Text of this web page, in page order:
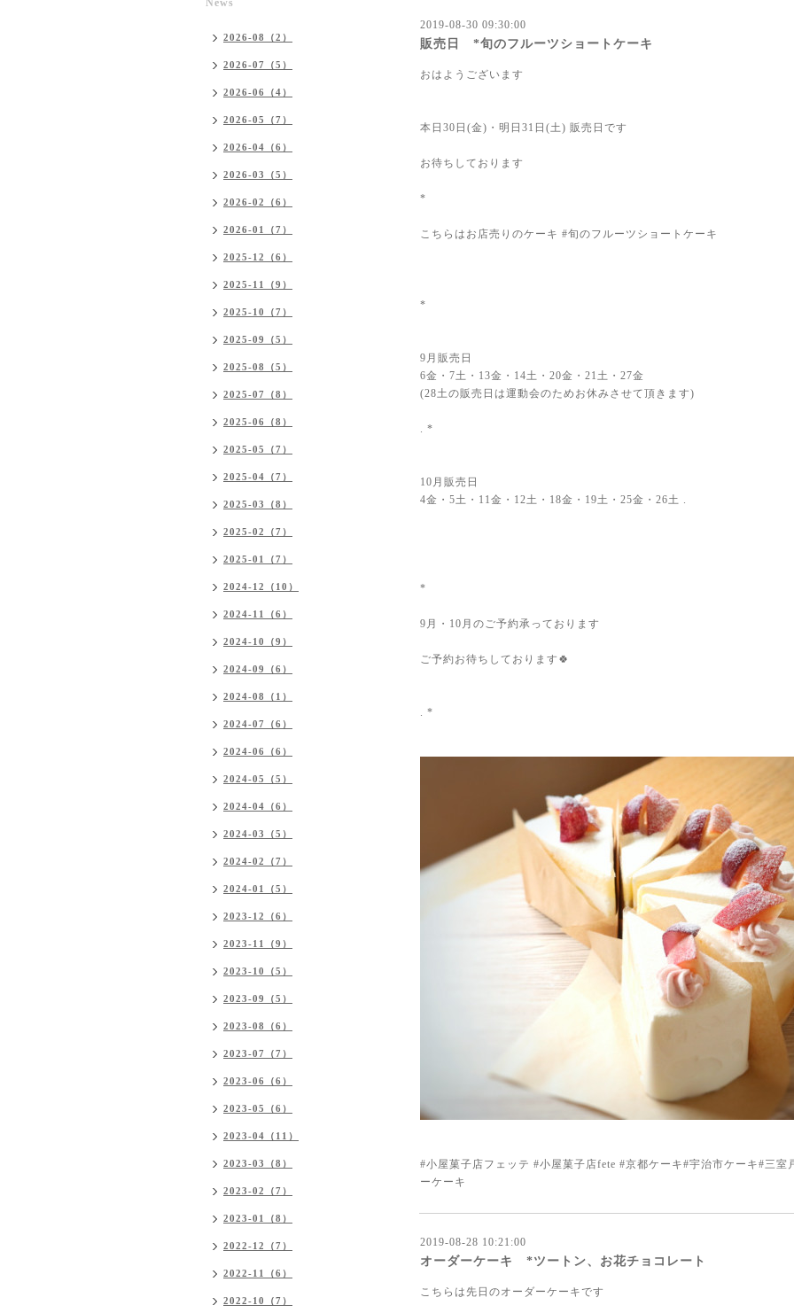
2019-08-30 09:30:00
販売日 *旬のフルーツショートケーキ
おはようございます
本日30日(金)・明日31日(土) 販売日です
お待ちしております
*
こちらはお店売りのケーキ #旬のフルーツショートケーキ
*
9月販売日
6金・7土・13金・14土・20金・21土・27金
(28土の販売日は運動会のためお休みさせて頂きます)
. *
10月販売日
4金・5土・11金・12土・18金・19土・25金・26土 .
*
9月・10月のご予約承っております
ご予約お待ちしております🍀
. *
#小屋菓子店フェッテ #小屋菓子店fete #京都ケーキ#宇治市ケーキ#三
ーケーキ
2019-08-28 10:21:00
オーダーケーキ *ツートン、お花チョコレート
こちらは先日のオーダーケーキです
News
2026-08（2）
2026-07（5）
2026-06（4）
2026-05（7）
2026-04（6）
2026-03（5）
2026-02（6）
2026-01（7）
2025-12（6）
2025-11（9）
2025-10（7）
2025-09（5）
2025-08（5）
2025-07（8）
2025-06（8）
2025-05（7）
2025-04（7）
2025-03（8）
2025-02（7）
2025-01（7）
2024-12（10）
2024-11（6）
2024-10（9）
2024-09（6）
2024-08（1）
2024-07（6）
2024-06（6）
2024-05（5）
2024-04（6）
2024-03（5）
2024-02（7）
2024-01（5）
2023-12（6）
2023-11（9）
2023-10（5）
2023-09（5）
2023-08（6）
2023-07（7）
2023-06（6）
2023-05（6）
2023-04（11）
2023-03（8）
2023-02（7）
2023-01（8）
2022-12（7）
2022-11（6）
2022-10（7）